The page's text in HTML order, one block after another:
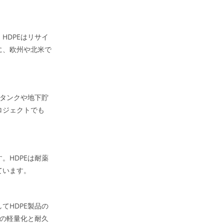
はリサイ
欧州や北米で
ンクや地下貯
ェクトでも
HDPEは耐薬
ます。
HDPE製品の
軽量化と耐久